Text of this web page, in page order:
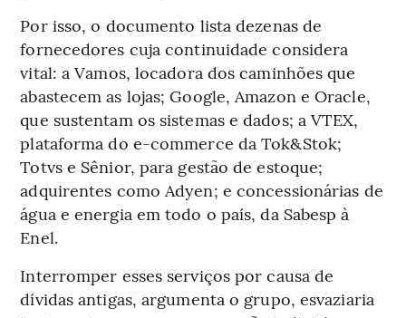
Por isso, o documento lista dezenas de
fornecedores cuja continuidade considera
vital: a Vamos, locadora dos caminhões que
abastecem as lojas; Google, Amazon e Oracle,
que sustentam os sistemas e dados; a VTEX,
plataforma do e-commerce da Tok&Stok;
Totvs e Sênior, para gestão de estoque;
adquirentes como Adyen; e concessionárias de
água e energia em todo o país, da Sabesp à
Enel.
Interromper esses serviços por causa de
dívidas antigas, argumenta o grupo, esvaziaria